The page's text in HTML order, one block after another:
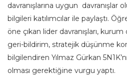
davranışlarına uygun davranışlar
bilgileri katılımcılar ile paylaştı.
öne çıkan lider davranışları, kurum
geri-bildirim, stratejik düşünme
bilgilendiren Yılmaz Gürkan
olması gerektiğine vurgu yaptı.